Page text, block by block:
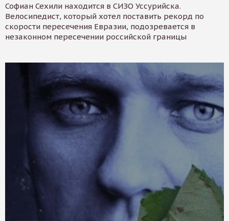
Софиан Сехили находится в СИЗО Уссурийска.
Велосипедист, который хотел поставить рекорд по
скорости пересечения Евразии, подозревается в
незаконном пересечении российской границы